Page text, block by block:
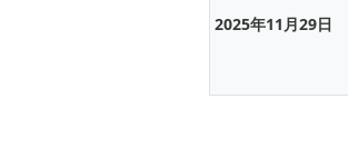
2025年11月29日